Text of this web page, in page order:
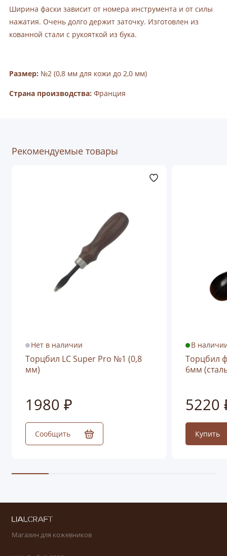
Ширина фаски зависит от номера инструмента и от силы
нажатия. Очень долго держит заточку. Изготовлен из
кованной стали с рукояткой из бука.
Размер: №2 (0,8 мм для кожи до 2,0 мм)
Страна производства: Франция
Рекомендуемые товары
Нет в наличии
Торцбил LC Super Pro №1 (0,8
мм)
1980 ₽
Сообщить
В
Торцбил
6мм
5220
Купить
Магазин для кожевников